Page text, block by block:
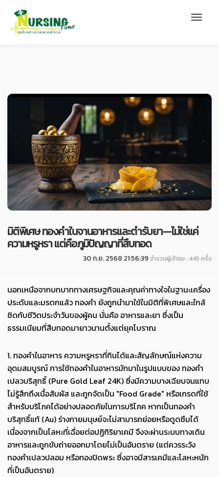
มิติพิเศษ ทองคำในจานอาหารและตำรับยา—ไม่ใช่แค่
ความหรูหรา แต่คือภูมิปัญญาที่สืบทอด
30 ก.ย. 2568 21:56:39 จำนวนผู้เข้าชม : 445 ครั้ง
นอกเหนือจากบทบาททางเศรษฐกิจและคุณค่าทางใจในฐานะเครื่อง
ประดับและมรดกแล้ว ทองคำ ยังถูกนำมาใช้ในมิติที่พิเศษและใกล้
ชิดกับชีวิตประจำวันของผู้คน นั่นคือ อาหารและยา ซึ่งเป็น
ธรรมเนียมที่สืบทอดมายาวนานตั้งแต่ยุคโบราณ
1. ทองคำในอาหาร ความหรูหราที่กินได้และสัญลักษณ์แห่งความ
อุดมสมบูรณ์การใช้ทองคำในอาหารมักมาในรูปแบบของ ทองคำ
เปลวบริสุทธิ์ (Pure Gold Leaf 24K) ซึ่งมีความบางเฉียบจนแทบ
ไม่รู้สึกถึงเนื้อสัมผัส และถูกจัดเป็น "Food Grade" หรือเกรดที่ใช้
สำหรับบริโภคได้อย่างปลอดภัยในการบริโภค หากเป็นทองคำ
บริสุทธิ์แท้ (Au) ร่างกายมนุษย์จะไม่สามารถย่อยหรือดูดซึมได้
เนื่องจากเป็นโลหะที่เฉื่อยต่อปฏิกิริยาเคมี จึงจะผ่านระบบทางเดิน
อาหารและถูกขับถ่ายออกมาโดยไม่เป็นอันตราย (แต่ควรระวัง
ทองคำเปลวปลอม หรือทองปิดพระ ซึ่งอาจมีสารเคมีและโลหะหนัก
ที่เป็นอันตราย)